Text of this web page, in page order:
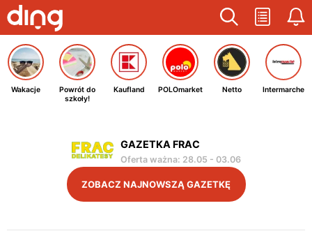
Wakacje
Powrót do
szkoły!
Kaufland POLOmarket Netto Intermarche
GAZETKA FRAC
Oferta ważna: 28.05 - 03.06
ZOBACZ NAJNOWSZĄ GAZETKĘ